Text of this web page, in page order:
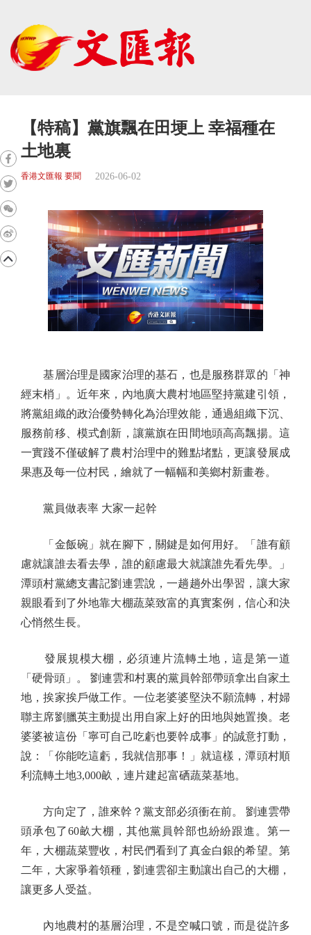
【特稿】黨旗飄在田埂上 幸福種在
土地裏
香港文匯報 要聞 2026-06-02
基層治理是國家治理的基石，也是服務群眾的「神
經末梢」。近年來，內地廣大農村地區堅持黨建引領，
將黨組織的政治優勢轉化為治理效能，通過組織下沉、
服務前移、模式創新，讓黨旗在田間地頭高高飄揚。這
一實踐不僅破解了農村治理中的難點堵點，更讓發展成
果惠及每一位村民，繪就了一幅幅和美鄉村新畫卷。
黨員做表率 大家一起幹
「金飯碗」就在腳下，關鍵是如何用好。「誰有顧
慮就讓誰去看去學，誰的顧慮最大就讓誰先看先學。」
潭頭村黨總支書記劉連雲說，一趟趟外出學習，讓大家
親眼看到了外地靠大棚蔬菜致富的真實案例，信心和決
心悄然生長。
發展規模大棚，必須連片流轉土地，這是第一道
「硬骨頭」。 劉連雲和村裏的黨員幹部帶頭拿出自家土
地，挨家挨戶做工作。一位老婆婆堅決不願流轉，村婦
聯主席劉臘英主動提出用自家上好的田地與她置換。老
婆婆被這份「寧可自己吃虧也要幹成事」的誠意打動，
說：「你能吃這虧，我就信那事！」就這樣，潭頭村順
利流轉土地3,000畝，連片建起富硒蔬菜基地。
方向定了，誰來幹？黨支部必須衝在前。 劉連雲帶
頭承包了60畝大棚，其他黨員幹部也紛紛跟進。第一
年，大棚蔬菜豐收，村民們看到了真金白銀的希望。第
二年，大家爭着領種，劉連雲卻主動讓出自己的大棚，
讓更多人受益。
內地農村的基層治理，不是空喊口號，而是從許多